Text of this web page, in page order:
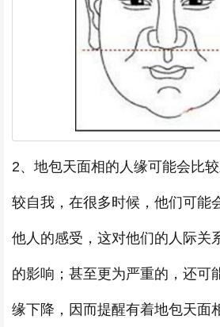
2、地包天面相的人缘可能会比
较自我，在很多时候，他们可能
他人的感受，这对他们的人际关
的影响；甚至更为严重的，还可
缘下降，因而提醒有着地包天面